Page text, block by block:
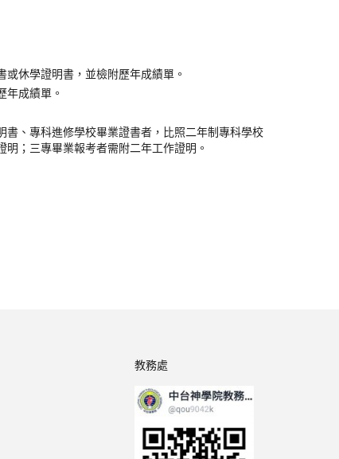
休學證明書，並檢附歷年成績單。
年成績單。
、專科進修學校畢業證書者，比照二年制專科學校
；三專畢業報考者需附二年工作證明。
教務處